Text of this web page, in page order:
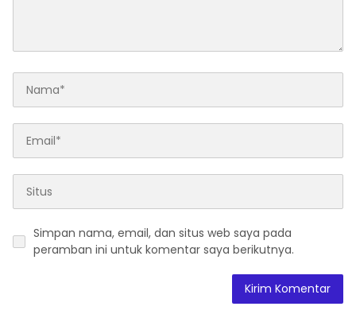
Simpan nama, email, dan situs web saya pada
peramban ini untuk komentar saya berikutnya.